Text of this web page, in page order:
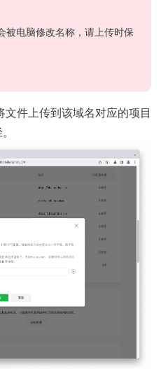
被电脑修改名称，请上传时保
件上传到该域名对应的项目